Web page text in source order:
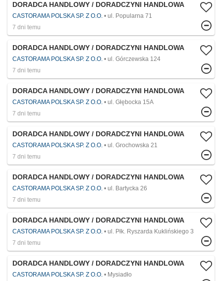
DORADCA HANDLOWY / DORADCZYNI HANDLOWA
CASTORAMA POLSKA SP. Z O.O.
ul. Popularna 71
7 dni temu
DORADCA HANDLOWY / DORADCZYNI HANDLOWA
CASTORAMA POLSKA SP. Z O.O.
ul. Górczewska 124
7 dni temu
DORADCA HANDLOWY / DORADCZYNI HANDLOWA
CASTORAMA POLSKA SP. Z O.O.
ul. Głębocka 15A
7 dni temu
DORADCA HANDLOWY / DORADCZYNI HANDLOWA
CASTORAMA POLSKA SP. Z O.O.
ul. Grochowska 21
7 dni temu
DORADCA HANDLOWY / DORADCZYNI HANDLOWA
CASTORAMA POLSKA SP. Z O.O.
ul. Bartycka 26
7 dni temu
DORADCA HANDLOWY / DORADCZYNI HANDLOWA
CASTORAMA POLSKA SP. Z O.O.
ul. Płk. Ryszarda Kuklińskiego 3
7 dni temu
DORADCA HANDLOWY / DORADCZYNI HANDLOWA
CASTORAMA POLSKA SP. Z O.O.
Mysiadło